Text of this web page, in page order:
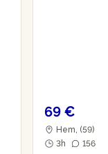
69 €
Hem, (59)
3h
156